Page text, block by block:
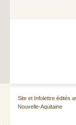
Site et Infolettre édités
Nouvelle-Aquitaine